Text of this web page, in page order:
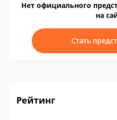
Нет официального
на
Стать
Рейтинг